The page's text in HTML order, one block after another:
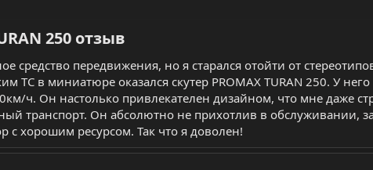
250 отзыв​
средство передвижения, но я старался отойти от
ТС в миниатюре оказался скутер PROMAX TURAN 250. У
ч. Он настолько привлекателен дизайном, что мне даже
транспорт. Он абсолютно не прихотлив в обслуживании,
с хорошим ресурсом. Так что я доволен!